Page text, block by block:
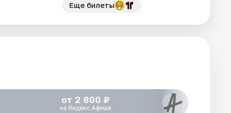
Еще билеты
от 2 800 ₽
на Яндекс Афише